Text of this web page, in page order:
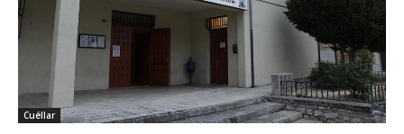
Cuéllar